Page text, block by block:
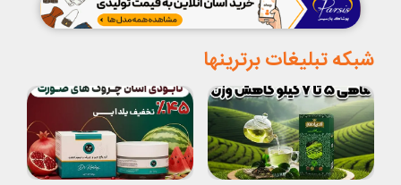
شبکه تبلیغات برترینها